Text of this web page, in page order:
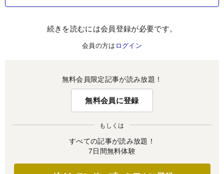
続きを読むには会員登録が必要です。
会員の方は ログイン
無料会員限定記事が読み放題！
無料会員に登録
もしくは
すべての記事が読み放題！
7日間無料体験